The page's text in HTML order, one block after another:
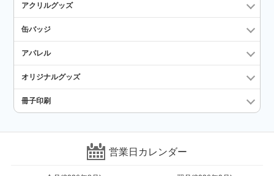
アクリルグッズ
缶バッジ
アパレル
オリジナルグッズ
冊子印刷
営業日カレンダー